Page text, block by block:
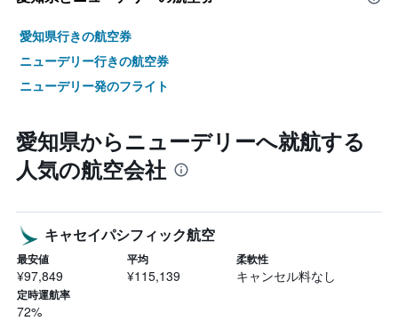
愛知県行きの航空券
ニューデリー行きの航空券
ニューデリー発のフライト
愛知県からニューデリーへ就航する
人気の航空会社
キャセイパシフィック航空
最安値
¥97,849
平均
¥115,139
柔軟性
キャンセル料なし
定時運航率
72%